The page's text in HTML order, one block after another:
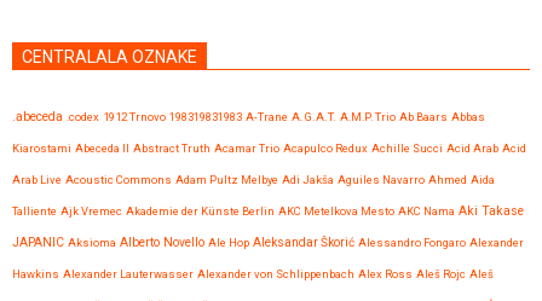
CENTRALALA OZNAKE
.abeceda .codex 1912 Trnovo 198319831983 A-Trane A.G.A.T. A.M.P. Trio Ab Baars Abbas
Kiarostami Abeceda II Abstract Truth Acamar Trio Acapulco Redux Achille Succi Acid Arab Acid
Arab Live Acoustic Commons Adam Pultz Melbye Adi Jakša Aguiles Navarro Ahmed Aida
Talliente Ajk Vremec Akademie der Künste Berlin AKC Metelkova Mesto AKC Nama Aki Takase
JAPANIC Aksioma Alberto Novello Ale Hop Aleksandar Škorić Alessandro Fongaro Alexander
Hawkins Alexander Lauterwasser Alexander von Schlippenbach Alex Ross Aleš Rojc Aleš